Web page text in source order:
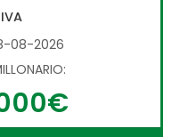
08-2026